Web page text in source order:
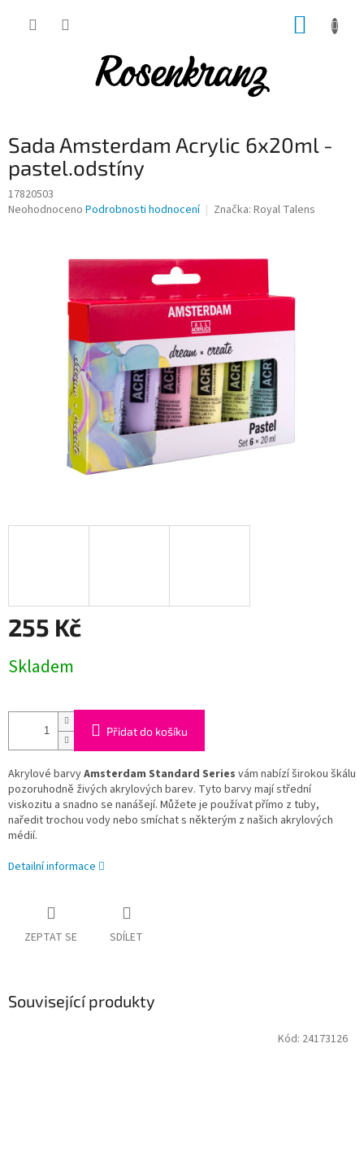
Sada Amsterdam Acrylic 6x20ml -
pastel.odstíny
17820503
Průměrné
Neohodnoceno Podrobnosti hodnocení Značka: Royal Talens
255 Kč
cena:
Skladem
Přidat do košíku
Akrylové barvyAmsterdam Standard Series vám nabízí širokou škálu
pozoruhodně živých akrylových barev. Tyto barvy mají střední
viskozitu a snadno se nanášejí. Můžete je používat přímo z tuby,
naředit trochou vody nebo smíchat s některým z našich akrylových
médií.
Detailní informace
ZEPTAT SE SDÍLET
Související produkty
Kód: 24173126